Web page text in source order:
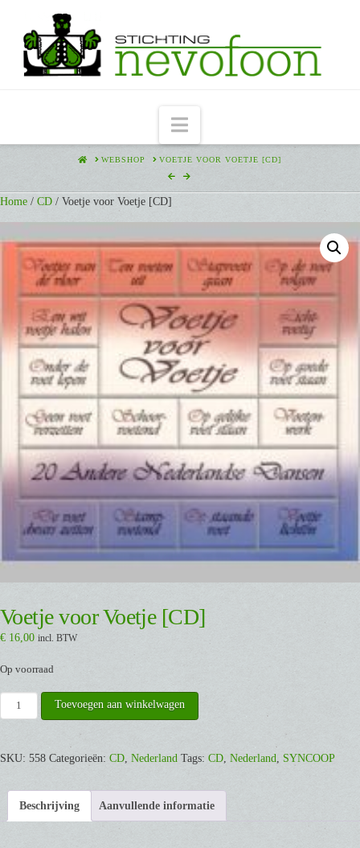
Navigation
HOMEWEBSHOP VOETJE VOOR VOETJE [CD]
Home / CD / Voetje voor Voetje [CD]
Voetje voor Voetje [CD]
€ 16,00 incl. BTW
Op voorraad
Voetje
voor
[CD]
Toevoegen aan winkelwagen
SKU: 558 Categorieën: CD, Nederland Tags: CD, Nederland, SYNCOOP
Beschrijving Aanvullende informatie